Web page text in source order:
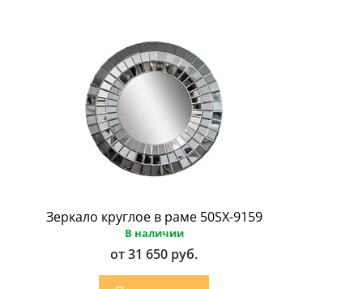
Зеркало круглое в раме 50SX-9159
В наличии
от 31 650 руб.